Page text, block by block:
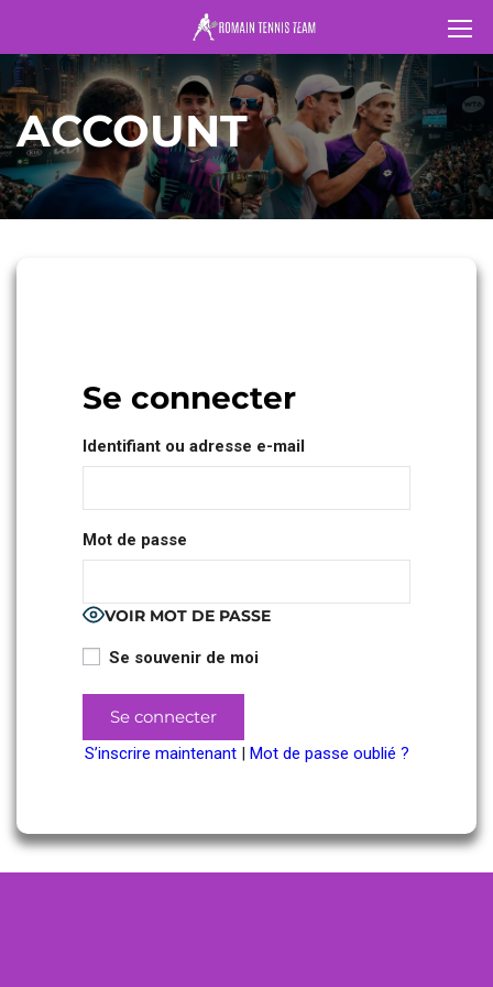
ACCOUNT
Se connecter
Identifiant ou adresse e-mail
Mot de passe
VOIR MOT DE PASSE
Se souvenir de moi
S’inscrire maintenant| Mot de passe oublié ?